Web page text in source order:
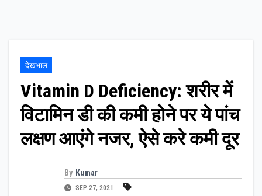
देखभाल
Vitamin D Deficiency: शरीर में
विटामिन डी की कमी होने पर ये पांच
लक्षण आएंगे नजर, ऐसे करे कमी दूर
By Kumar
SEP 27, 2021